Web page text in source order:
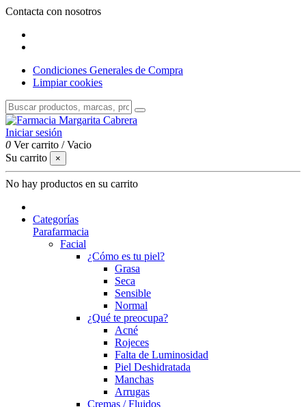
Contacta con nosotros
Condiciones Generales de Compra
Limpiar cookies
Iniciar sesión
0 Ver carrito /Vacio
Su carrito
×
No hay productos en su carrito
Categorías
Parafarmacia
Facial
¿Cómo es tu piel?
Grasa
Seca
Sensible
Normal
¿Qué te preocupa?
Acné
Rojeces
Falta de Luminosidad
Piel Deshidratada
Manchas
Arrugas
Cremas / Fluidos